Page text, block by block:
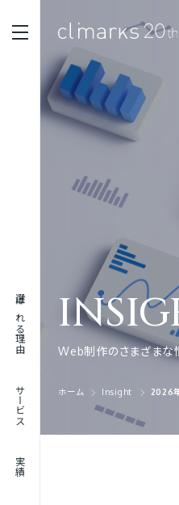
選ばれる理由
サービス
実績
STRENGTH
選ばれる理由
SERVICE
WORK
ABOUT
RECRUIT
採用情報
Web制作のさまざまな
ホーム Insight 2026